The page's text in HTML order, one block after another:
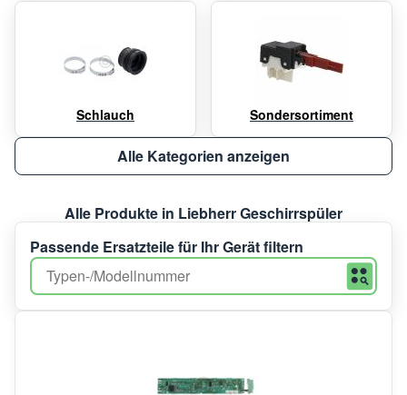
Schlauch Sondersortiment
Alle Kategorien anzeigen
Alle Produkte in Liebherr Geschirrspüler
Passende Ersatzteile für Ihr Gerät filtern